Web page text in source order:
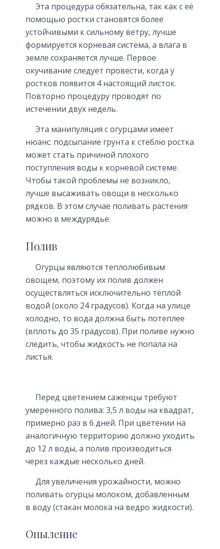
Эта процедура обязательна, так как с её
помощью ростки становятся более
устойчивыми к сильному ветру, лучше
формируется корневая система, а влага в
земле сохраняется лучше. Первое
окучивание следует провести, когда у
ростков появится 4 настоящий листок.
Повторно процедуру проводят по
истечении двух недель.
Эта манипуляция с огурцами имеет
нюанс: подсыпание грунта к стеблю ростка
может стать причиной плохого
поступления воды к корневой системе.
Чтобы такой проблемы не возникло,
лучше высаживать овощи в несколько
рядков. В этом случае поливать растения
можно в междурядье.
Полив
Огурцы являются теплолюбивым
овощем, поэтому их полив должен
осуществляться исключительно тёплой
водой (около 24 градусов). Когда на улице
холодно, то вода должна быть потеплее
(вплоть до 35 градусов). При поливе нужно
следить, чтобы жидкость не попала на
листья.
Перед цветением саженцы требуют
умеренного полива: 3,5 л воды на квадрат,
примерно раз в 6 дней. При цветении на
аналогичную территорию должно уходить
до 12 л воды, а полив производиться
через каждые несколько дней.
Для увеличения урожайности, можно
поливать огурцы молоком, добавленным
в воду (стакан молока на ведро жидкости).
Опыление